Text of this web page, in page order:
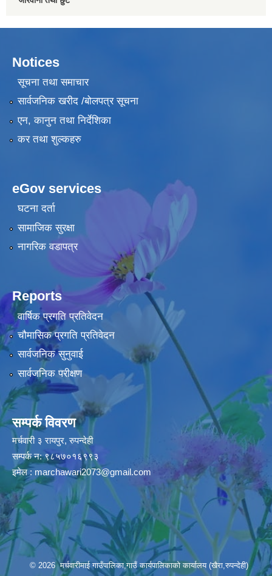
Notices
सूचना तथा समाचार
सार्वजनिक खरीद /बोलपत्र सूचना
एन, कानुन तथा निर्देशिका
कर तथा शुल्कहरु
eGov services
घटना दर्ता
सामाजिक सुरक्षा
नागरिक वडापत्र
Reports
वार्षिक प्रगति प्रतिवेदन
चौमासिक प्रगति प्रतिवेदन
सार्वजनिक सुनुवाई
सार्वजनिक परीक्षण
सम्पर्क विवरण
मर्चवारी ३ रायपुर, रुपन्देही
सम्पर्क न: ९८५७०१६९९३
इमेल : marchawari2073@gmail.com
© 2026 मर्चवारीमाई गाउँपालिका,गाउँ कार्यपालिकाको कार्यालय (खैरा,रुपन्देही)